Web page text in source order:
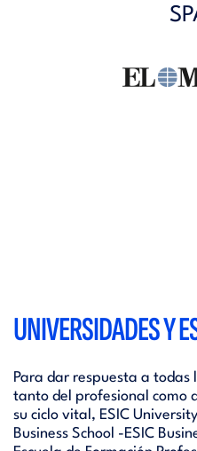
UNIVERSIDADES Y
Para dar respuesta a todas
tanto del profesional como
su ciclo vital, ESIC
Business School -ESIC